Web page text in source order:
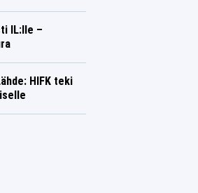
IL:lle –
HIFK teki